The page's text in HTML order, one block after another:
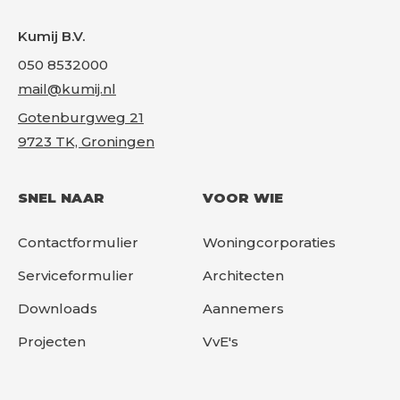
Kumij B.V.
050 8532000
mail@kumij.nl
Gotenburgweg 21
9723 TK, Groningen
SNEL NAAR
Contactformulier
Serviceformulier
Downloads
Projecten
VOOR WIE
Woningcorporaties
Architecten
Aannemers
VvE's